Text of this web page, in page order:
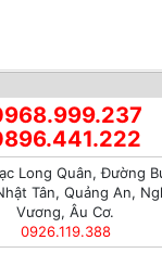
Long Quân, Đường
Tân, Quảng An,
Vương, Âu Cơ.
0926.119.388